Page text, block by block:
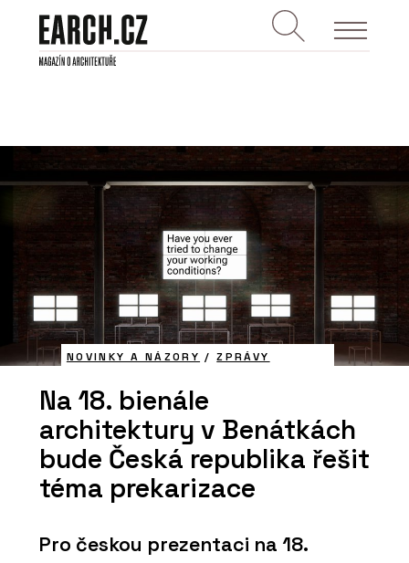
NOVINKY A NÁZORY /ZPRÁVY
Na 18. bienále
architektury v Benátkách
bude Česká republika řešit
téma prekarizace
Pro českou prezentaci na 18.